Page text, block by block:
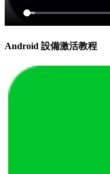
Android 設備激活教程